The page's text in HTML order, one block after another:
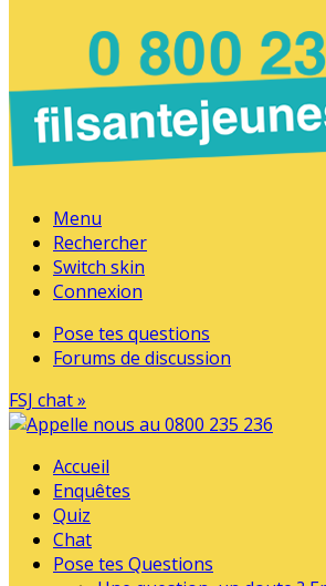
Menu
Rechercher
Switch skin
Connexion
Pose tes questions
Forums de discussion
FSJ chat »
Accueil
Enquêtes
Quiz
Chat
Pose tes Questions